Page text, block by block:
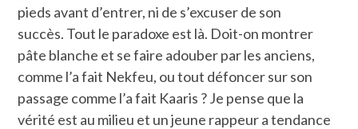
pieds avant d’entrer, ni de s’excuser de son
succès. Tout le paradoxe est là. Doit-on montrer
pâte blanche et se faire adouber par les anciens,
comme l’a fait Nekfeu, ou tout défoncer sur son
passage comme l’a fait Kaaris ? Je pense que la
vérité est au milieu et un jeune rappeur a tendance